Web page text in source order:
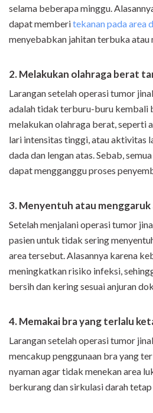
selama beberapa minggu.
dapat memberitekanan pada area
menyebabkan jahitan terbuka atau
2. Melakukan olahraga berat
Larangan setelah operasi tumor
adalah tidak terburu-buru kembali
melakukan olahraga berat, seperti
lari intensitas tinggi, atau aktivitas
dada dan lengan atas. Sebab,
dapat mengganggu proses
3. Menyentuh atau menggaruk
Setelah menjalani operasi tumor
pasien untuk tidak sering
area tersebut. Alasannya karena
meningkatkan risiko infeksi,
bersih dan kering sesuai anjuran
4. Memakai bra yang terlalu
Larangan setelah operasi tumor
mencakup penggunaan bra yang
nyaman agar tidak menekan area
berkurang dan sirkulasi darah tetap